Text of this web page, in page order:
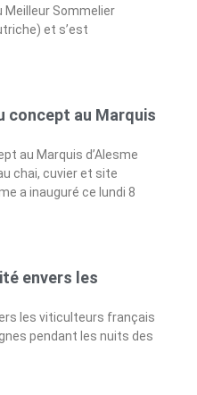
Meilleur Sommelier
et s’est
concept au Marquis
au Marquis d’Alesme
chai, cuvier et site
a inauguré ce lundi 8
envers les
les viticulteurs français
pendant les nuits des